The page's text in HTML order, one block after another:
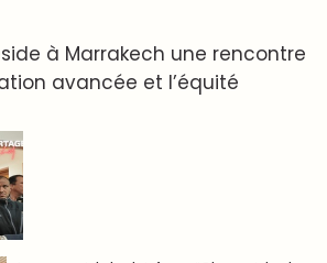
à Tanger : Le Souffle
World Tour à Rabat ( 4ème
Concert Exclusif à Tanger : Un
Cet été !